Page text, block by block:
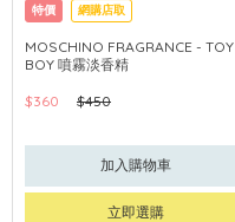
特價 網購店取
MOSCHINO FRAGRANCE - TOY
BOY 噴霧淡香精
$360 $450
加入購物車
立即選購